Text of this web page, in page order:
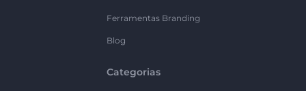
Ferramentas Branding
Blog
Categorias